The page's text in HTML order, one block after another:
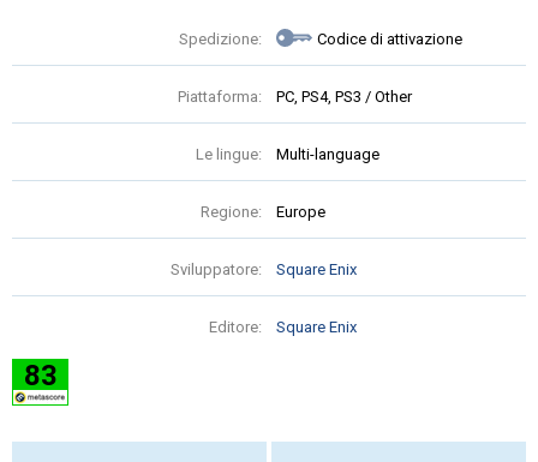
Spedizione: Codice di attivazione
Piattaforma: PC, PS4, PS3 / Other
Le lingue: Multi-language
Regione: Europe
Sviluppatore: Square Enix
Editore: Square Enix
83